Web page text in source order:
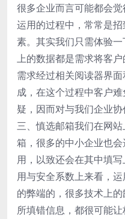
很多企业而言可能都会
运用的过程中，常常是
素。其实我们只需体验
上的数据都是需求将客
需求经过相关阅读器界
成，在这个过程中客户
疑，因而对与我们企业协
三、慎选邮箱我们在网
箱，很多的中小企业也
用，以致还会在其中填
用与安全系数上来看，
的弊端的，很多技术上
所填错信息，都很可能让